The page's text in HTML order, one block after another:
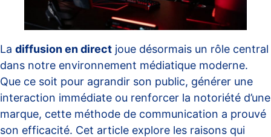
La diffusion en direct joue désormais un rôle central
dans notre environnement médiatique moderne.
Que ce soit pour agrandir son public, générer une
interaction immédiate ou renforcer la notoriété d’une
marque, cette méthode de communication a prouvé
son efficacité. Cet article explore les raisons qui